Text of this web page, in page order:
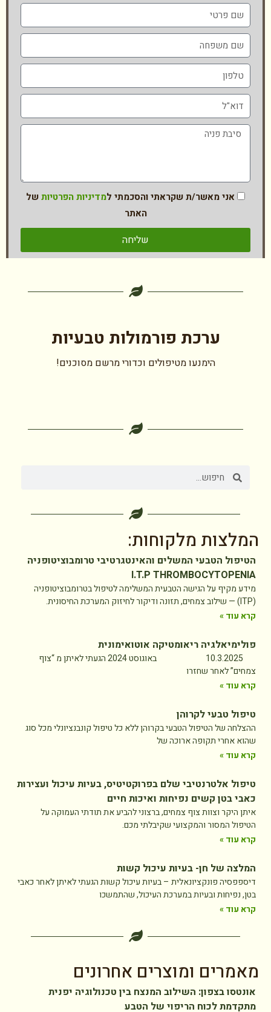
אני מאשר/ת שקראתי והסכמתי למדיניות הפרטיותשל
האתר
שליחה
ערכת פורמולות טבעיות
הימנעו מטיפולים וכדורי מרשם מסוכנים!
המלצות מלקוחות:
הטיפול הטבעי המשלים והאינטגרטיבי טרומבוציטופניה
I.T.P THROMBOCYTOPENIA
מידע מקיף על הגישה הטבעית המשלימה לטיפול בטרומבוציטופניה
(ITP) — שילוב צמחים, תזונה ודיקור לחיזוק המערכת החיסונית.
קרא עוד »
פולימיאלגיה ריאומטיקה אוטואימונית
10.3.2025 באוגוסט 2024 הגעתי לאיתן מ “צוף
צמחים” לאחר שחזרו
קרא עוד »
טיפול טבעי לקרוהן
ההצלחה של הטיפול הטבעי בקרוהן ללא כל טיפול קונבנציונלי מכל סוג
שהוא אחרי תקופה ארוכה של
קרא עוד »
טיפול אלטרנטיבי שלם בפרוקטיטיס, בעיות עיכול ועצירות
כאבי בטן קשים נפיחות ואיכות חיים
איתן היקר וצוות צוף צמחים, ברצוני להביע את תודתי העמוקה על
הטיפול המסור והמקצועי שקיבלתי מכם.
קרא עוד »
המלצה של חן- בעיות עיכול קשות
דיספפסיה פונקציונאלית – בעיות עיכול קשות הגעתי לאיתן לאחר כאבי
בטן, נפיחות ובעיות במערכת העיכול, שהתמשכו
קרא עוד »
מאמרים ומוצרים אחרונים
אונטסו בצפון: השילוב המנצח בין טכנולוגיה יפנית
מתקדמת לכוח הריפוי של הטבע